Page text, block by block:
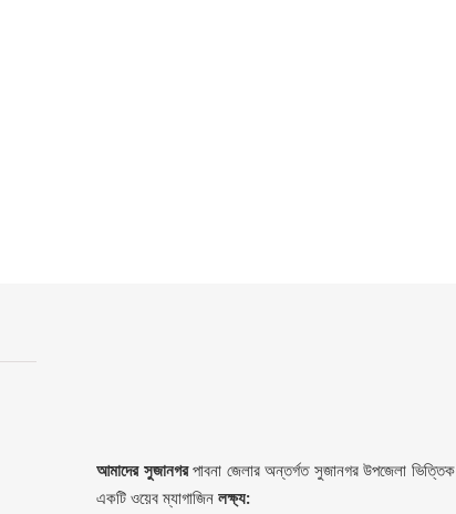
আমাদের সুজানগরপাবনা জেলার অন্তর্গত সুজানগর উপজেলা ভিত্তিক
একটি ওয়েব ম্যাগাজিন লক্ষ্য: